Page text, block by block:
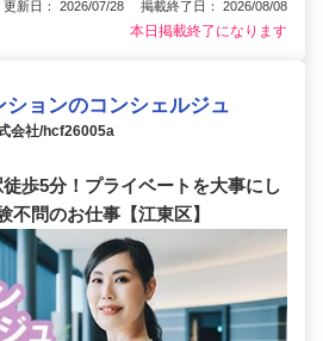
更新日： 2026/07/28 掲載終了日： 2026/08/08
本日掲載終了になります
ョンのコンシェルジュ
会社/hcf26005a
歩5分！プライベートを大事にし
不問のお仕事【江東区】